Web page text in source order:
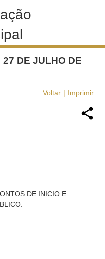
27 DE JULHO DE
Voltar Imprimir
DE INICIO E